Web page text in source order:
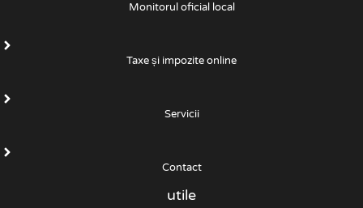
Monitorul oficial local
Taxe și impozite online
Servicii
Contact
utile